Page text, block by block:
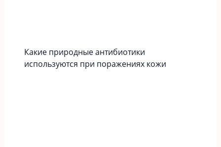
Какие природные антибиотики
используются при поражениях кожи